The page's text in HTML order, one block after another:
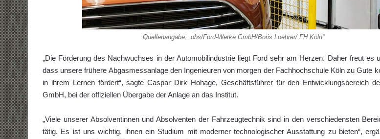
Quellenangabe: „obs/Ford-Werke GmbH/Boris Loehrer/ FH Köln“
„Die Förderung des Nachwuchses in der Automobilindustrie liegt Ford sehr am Herzen. Daher freut es
dass unsere frühere Abgasmessanlage den Ingenieuren von morgen der Fachhochschule Köln zu Gute
in ihrem Lernen fördert“, sagte Caspar Dirk Hohage, Geschäftsführer für den Entwicklungsbereich
GmbH, bei der offiziellen Übergabe der Anlage an das Institut.
„Viele unserer Absolventinnen und Absolventen der Fahrzeugtechnik sind in den verschiedensten
tätig. Es ist uns wichtig, ihnen ein Studium mit moderner technologischer Ausstattung zu bieten“,